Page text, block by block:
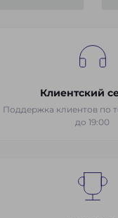
Клиентский
Поддержка клиентов по
до 19:00